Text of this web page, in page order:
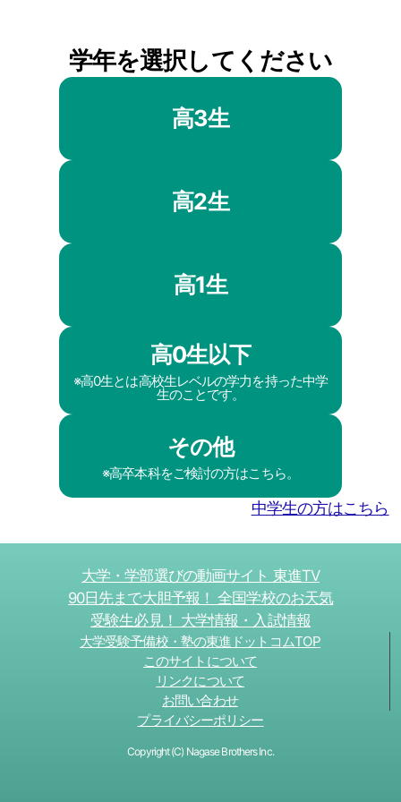
学年を選択してください
高3生
高2生
高1生
高0生以下
※高0生とは高校生レベルの学力を持った中学
生のことです。
その他
※高卒本科をご検討の方はこちら。
中学生の方はこちら
大学・学部選びの動画サイト 東進TV
90日先まで大胆予報！ 全国学校のお天気
受験生必見！ 大学情報・入試情報
大学受験予備校・塾の東進ドットコムTOP
このサイトについて
リンクについて
お問い合わせ
プライバシーポリシー
Copyright (C) Nagase Brothers Inc.